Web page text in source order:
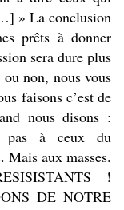
» La conclusion
prêts à donner
sera dure plus
non, nous vous
faisons c’est de
nous disons :
pas à ceux du
Mais aux masses.
!
DE NOTRE